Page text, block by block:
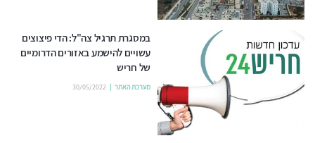
במסגרת תרגיל צה"ל: הדי פיצוצים
עשויים להישמע באזורים הדרומיים
של חריש
מערכת האתר 30/05/2022